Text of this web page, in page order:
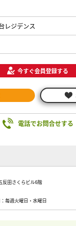
レジデンス
今すぐ会員登録する
電話でお問合せする
反田さくらビル6階
毎週火曜日・水曜日